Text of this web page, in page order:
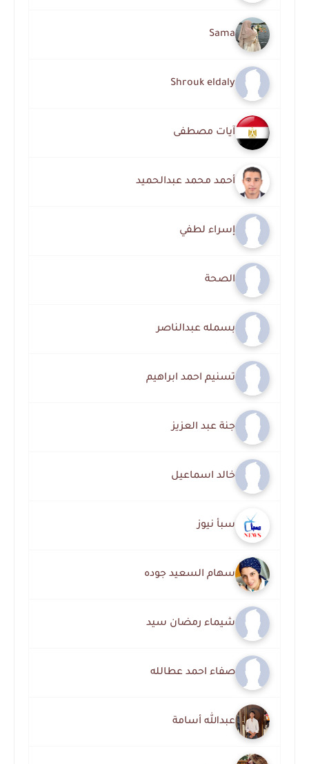
Sama
Shrouk eldaly
آيات مصطفى
أحمد محمد عبدالحميد
إسراء لطفي
الصحة
بسمله عبدالناصر
تسنيم احمد ابراهيم
جنة عبد العزيز
خالد اسماعيل
سبأ نيوز
سهام السعيد جوده
شيماء رمضان سيد
صفاء احمد عطالله
عبدالله أسامة